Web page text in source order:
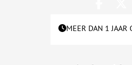
MEER DAN 1 JAAR